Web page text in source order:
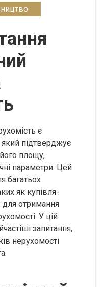
є
підтверджує
його площу,
параметри. Цей
багатьох
як купівля-
отримання
У цій
запитання,
нерухомості